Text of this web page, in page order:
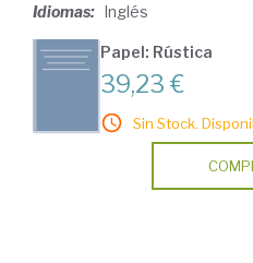
Idiomas: Inglés
Papel: Rústica
39,23 €
Sin Stock.